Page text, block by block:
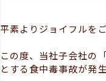
平素よりジョイフルを
この度、当社子会社の
とする食中毒事故が発